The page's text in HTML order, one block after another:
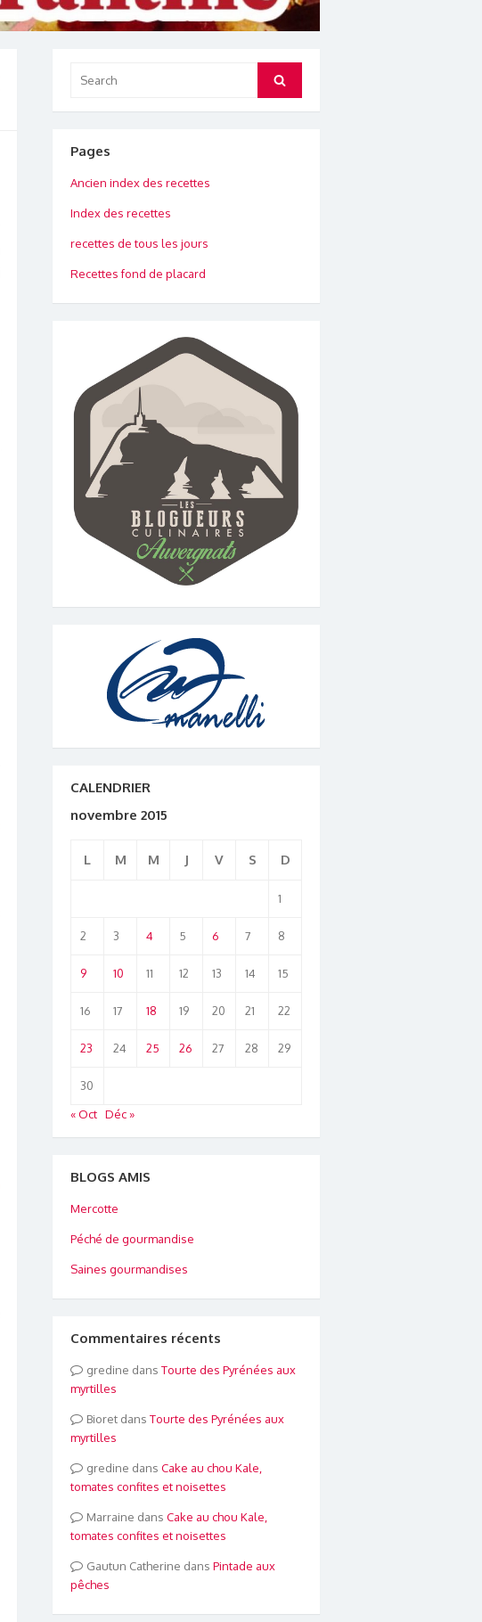
for:
Search
Pages
Ancien index des recettes
Index des recettes
recettes de tous les jours
Recettes fond de placard
CALENDRIER
novembre 2015
L M M J V S D
1
2 3 4 5 6 7 8
9 10 11 12 13 14 15
16 17 18 19 20 21 22
23 24 25 26 27 28 29
30
« Oct Déc »
BLOGS AMIS
Mercotte
Péché de gourmandise
Saines gourmandises
Commentaires récents
gredine dans Tourte des Pyrénées aux
myrtilles
Bioretdans Tourte des Pyrénées aux
myrtilles
gredine dans Cake au chou Kale,
tomates confites et noisettes
Marraine dans Cake au chou Kale,
tomates confites et noisettes
Gautun Catherine dans Pintade aux
pêches